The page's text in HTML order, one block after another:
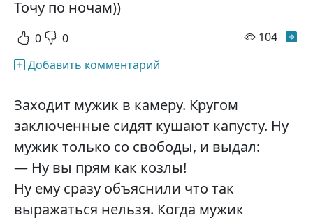
Точу по ночам))
0 0 104
Добавить комментарий
Заходит мужик в камеру. Кругом
заключенные сидят кушают капусту. Ну
мужик только со свободы, и выдал:
— Ну вы прям как козлы!
Ну ему сразу объяснили что так
выражаться нельзя. Когда мужик